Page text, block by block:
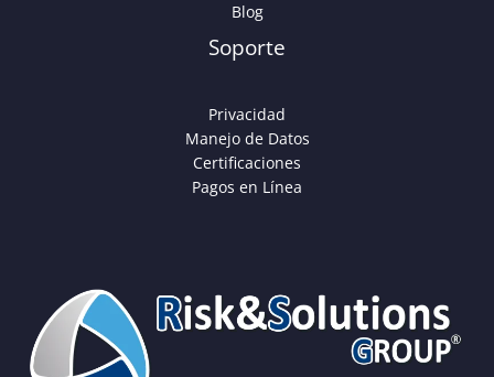
Blog
Soporte
Privacidad
Manejo de Datos
Certificaciones
Pagos en Línea